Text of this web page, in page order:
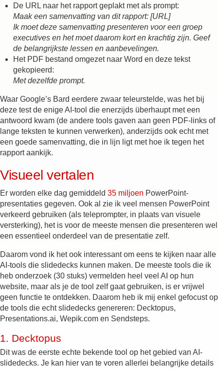
De URL naar het rapport geplakt met als prompt:
Maak een samenvatting van dit rapport: [URL]
Ik moet deze samenvatting presenteren voor een groep
executives en het moet daarom kort en krachtig zijn. Geef
de belangrijkste lessen en aanbevelingen.
Het PDF bestand omgezet naar Word en deze tekst
gekopieerd:
Met dezelfde prompt.
Waar Google’s Bard eerdere zwaar teleurstelde, was het bij
deze test de enige AI-tool die enerzijds überhaupt met een
antwoord kwam (de andere tools gaven aan geen PDF-links of
lange teksten te kunnen verwerken), anderzijds ook echt met
een goede samenvatting, die in lijn ligt met hoe ik tegen het
rapport aankijk.
Visueel vertalen
Er worden elke dag gemiddeld 35 miljoen PowerPoint-
presentaties gegeven. Ook al zie ik veel mensen PowerPoint
verkeerd gebruiken (als teleprompter, in plaats van visuele
versterking), het is voor de meeste mensen die presenteren wel
een essentieel onderdeel van de presentatie zelf.
Daarom vond ik het ook interessant om eens te kijken naar alle
AI-tools die slidedecks kunnen maken. De meeste tools die ik
heb onderzoek (30 stuks) vermelden heel veel AI op hun
website, maar als je de tool zelf gaat gebruiken, is er vrijwel
geen functie te ontdekken. Daarom heb ik mij enkel gefocust op
de tools die echt slidedecks genereren: Decktopus,
Presentations.ai, Wepik.com en Sendsteps.
1. Decktopus
Dit was de eerste echte bekende tool op het gebied van AI-
slidedecks. Je kan hier van te voren allerlei belangrijke details